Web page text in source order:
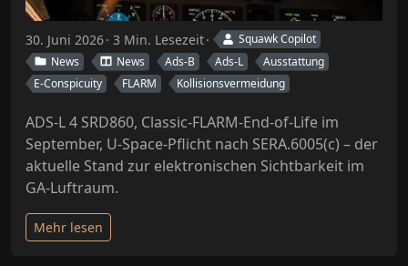
30. Juni 2026 3 Min. Lesezeit
Squawk Copilot
News
News Ads-B Ads-L
Ausstattung
E-Conspicuity
FLARM Kollisionsvermeidung
ADS-L 4 SRD860, Classic-FLARM-End-of-Life im
September, U-Space-Pflicht nach SERA.6005(c) – der
aktuelle Stand zur elektronischen Sichtbarkeit im
GA-Luftraum.
Mehr lesen